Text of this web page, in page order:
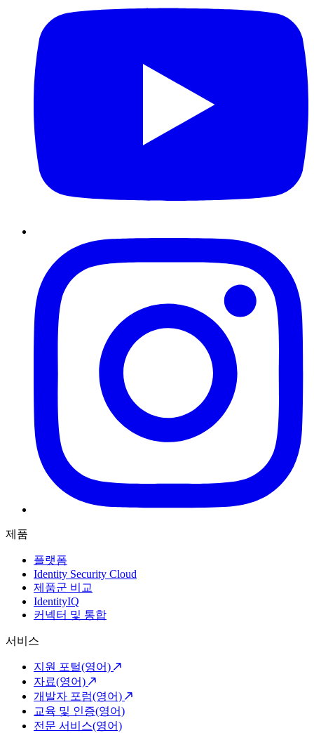
제품
플랫폼
Identity Security Cloud
제품군 비교
IdentityIQ
커넥터 및 통합
서비스
지원 포털(영어)
자료(영어)
개발자 포럼(영어)
교육 및 인증(영어)
전문 서비스(영어)